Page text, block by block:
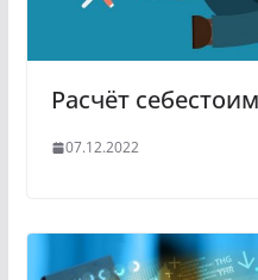
Расчёт
07.12.2022